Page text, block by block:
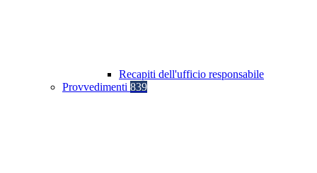
Recapiti dell'ufficio responsabile
Provvedimenti 839